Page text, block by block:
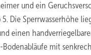
und ein
Die Sperrwasserhöhe
einen
mit